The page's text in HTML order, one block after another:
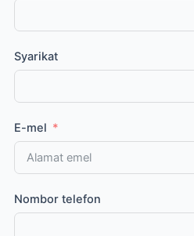
Syarikat
E-mel
Nombor telefon